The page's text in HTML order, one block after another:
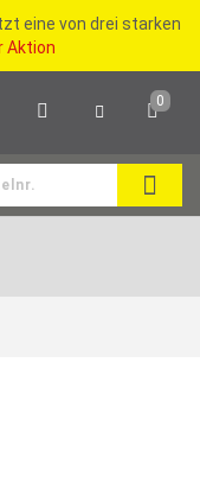
eine von drei starken
Aktion
0